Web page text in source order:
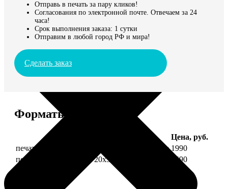
Отправь в печать за пару кликов!
Согласования по электронной почте. Отвечаем за 24
часа!
Срок выполнения заказа: 1 сутки
Отправим в любой город РФ и мира!
Сделать заказ
Форматы и цены
Цена, руб.
печать фото на холсте 20х30 на подрамнике 1990
печать фото на холсте 20х30 в раме
4490